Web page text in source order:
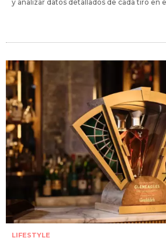
y analizar datos detallados de cada tiro en
LIFESTYLE